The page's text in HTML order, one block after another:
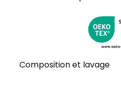
pour toute occasion
Composition et lavage